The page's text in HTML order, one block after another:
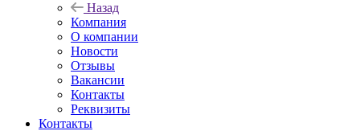
Назад
Компания
О компании
Новости
Отзывы
Вакансии
Контакты
Реквизиты
Контакты